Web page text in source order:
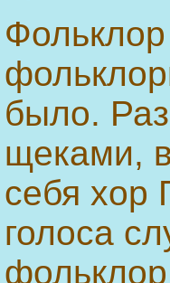
было.
щеками,
себя хор
голоса